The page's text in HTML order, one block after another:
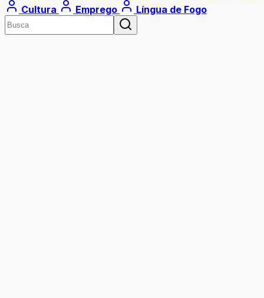
Cultura
Emprego Língua de Fogo